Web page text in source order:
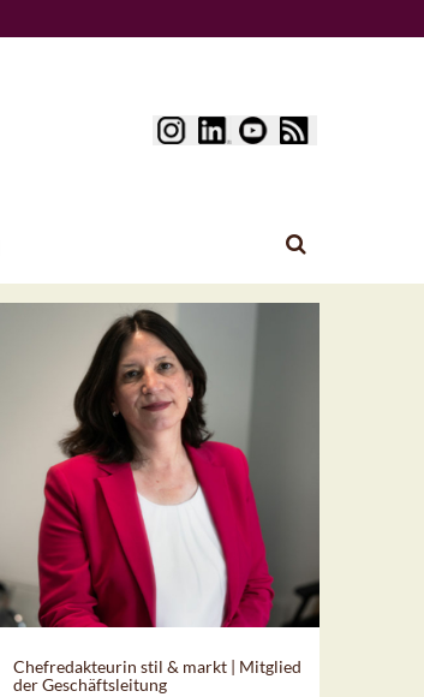
Chefredakteurin stil & markt | Mitglied
der Geschäftsleitung